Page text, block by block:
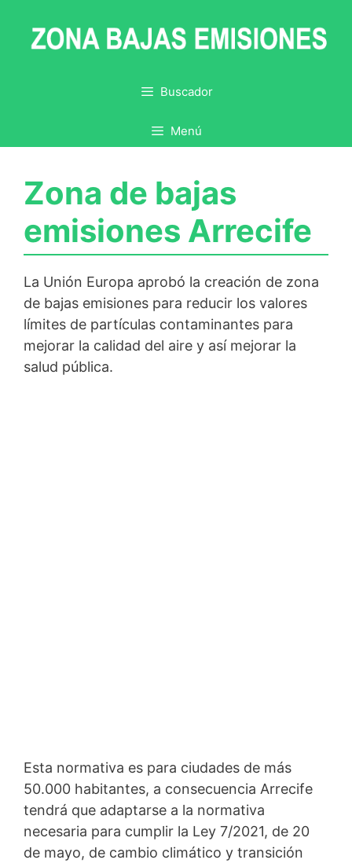
contenido
Buscador
Menú
Zona de bajas
emisiones Arrecife
La Unión Europa aprobó la creación de zona
de bajas emisiones para reducir los valores
límites de partículas contaminantes para
mejorar la calidad del aire y así mejorar la
salud pública.
Esta normativa es para ciudades de más
50.000 habitantes, a consecuencia Arrecife
tendrá que adaptarse a la normativa
necesaria para cumplir la Ley 7/2021, de 20
de mayo, de cambio climático y transición